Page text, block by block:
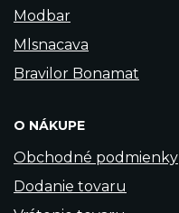
Modbar
Mlsnacava
Bravilor Bonamat
O NÁKUPE
Obchodné podmienky
Dodanie tovaru